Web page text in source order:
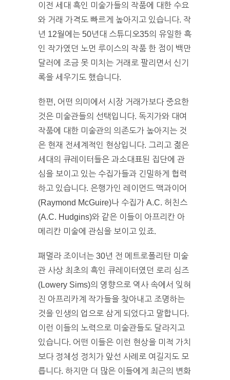
이전 세대 흑인 미술가들의 작품에 대한 수요
와 거래 가격도 빠르게 높아지고 있습니다. 작
년 12월에는 50년대 스튜디오35의 유일한 흑
인 작가였던 노먼 루이스의 작품 한 점이 백만
달러에 조금 못 미치는 거래로 팔리면서 신기
록을 세우기도 했습니다.
한편, 어떤 의미에서 시장 거래가보다 중요한
것은 미술관들의 선택입니다. 독지가와 대여
작품에 대한 미술관의 의존도가 높아지는 것
은 현재 전세계적인 현상입니다. 그리고 젊은
세대의 큐레이터들은 과소대표된 집단에 관
심을 보이고 있는 수집가들과 긴밀하게 협력
하고 있습니다. 은행가인 레이먼드 맥과이어
(Raymond McGuire)나 수집가 A.C. 허친스
(A.C. Hudgins)와 같은 이들이 아프리칸 아
메리칸 미술에 관심을 보이고 있죠.
패멀라 조이너는 30년 전 메트로폴리탄 미술
관 사상 최초의 흑인 큐레이터였던 로리 심즈
(Lowery Sims)의 영향으로 역사 속에서 잊혀
진 아프리카계 작가들을 찾아내고 조명하는
것을 인생의 업으로 삼게 되었다고 말합니다.
이런 이들의 노력으로 미술관들도 달라지고
있습니다. 어떤 이들은 이런 현상을 미적 가치
보다 정체성 정치가 앞선 사례로 여길지도 모
릅니다. 하지만 더 많은 이들에게 최근의 변화